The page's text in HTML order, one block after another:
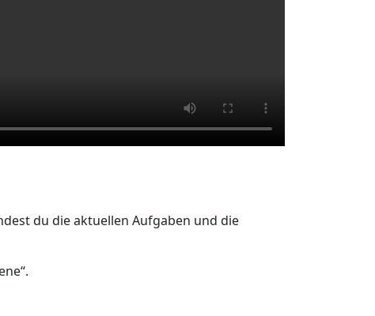
du die aktuellen Aufgaben und die